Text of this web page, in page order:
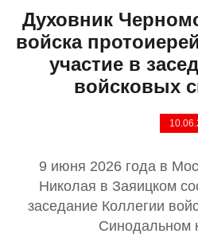
Духовник
войска
участие в
войсковых
9 июня 2026 года в
Николая в Заяицком
заседание Коллегии
Синодальном